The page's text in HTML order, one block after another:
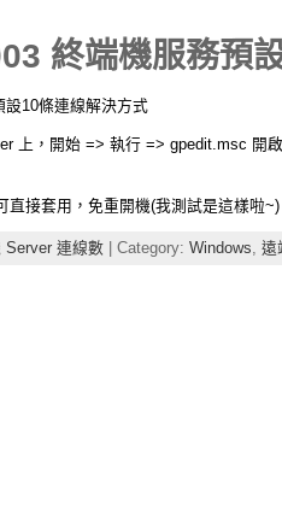
終端機服務預
10條連線解決方式
上，開始 => 執行 => gpedit.msc 開
直接套用，免重開機(我測試是這樣啦~)
Server 連線數| Category: Windows 遠